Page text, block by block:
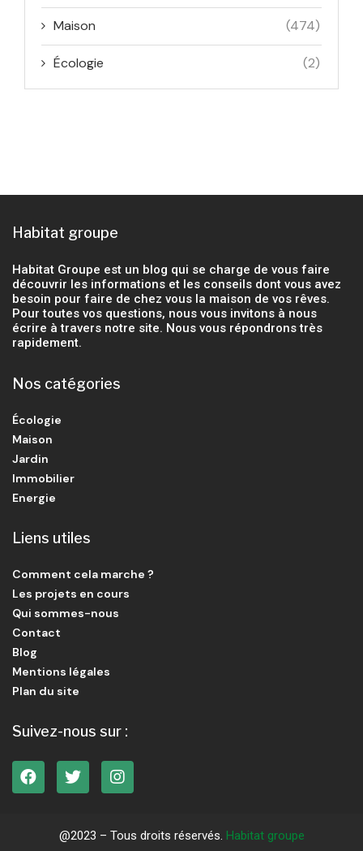
Maison (474)
Écologie (2)
Habitat groupe
Habitat Groupe est un blog qui se charge de vous faire
découvrir les informations et les conseils dont vous avez
besoin pour faire de chez vous la maison de vos rêves.
Pour toutes vos questions, nous vous invitons à nous
écrire à travers notre site. Nous vous répondrons très
rapidement.
Nos catégories
Écologie
Maison
Jardin
Immobilier
Energie
Liens utiles
Comment cela marche ?
Les projets en cours
Qui sommes-nous
Contact
Blog
Mentions légales
Plan du site
Suivez-nous sur :
@2023 – Tous droits réservés. Habitat groupe